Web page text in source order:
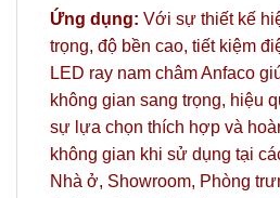
Ứng dụng: Với sự thiết kế
trọng, độ bền cao, tiết kiệm
LED ray nam châm Anfaco
không gian sang trọng, hiệu
sự lựa chọn thích hợp và
không gian khi sử dụng tại
Nhà ở, Showroom, Phòng